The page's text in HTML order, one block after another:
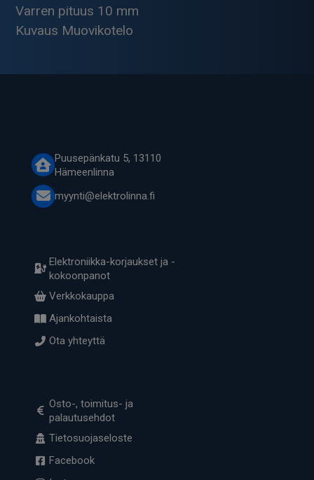
Varren pituus 10 mm
Kuvaus Muovikotelo
Puusepänkatu 5, 13110
Hämeenlinna
myynti@elektrolinna.fi
Elektroniikka-korjaukset ja -
kokoonpanot
Verkkokauppa
Ajankohtaista
Ota yhteyttä
Osto-, toimitus- ja
palautusehdot
Tietosuojaseloste
Facebook